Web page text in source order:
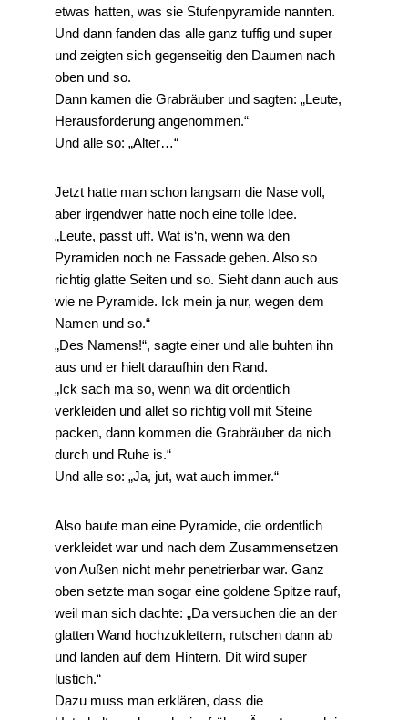
etwas hatten, was sie Stufenpyramide nannten.
Und dann fanden das alle ganz tuffig und super
und zeigten sich gegenseitig den Daumen nach
oben und so.
Dann kamen die Grabräuber und sagten: „Leute,
Herausforderung angenommen.“
Und alle so: „Alter…“
Jetzt hatte man schon langsam die Nase voll,
aber irgendwer hatte noch eine tolle Idee.
„Leute, passt uff. Wat is‘n, wenn wa den
Pyramiden noch ne Fassade geben. Also so
richtig glatte Seiten und so. Sieht dann auch aus
wie ne Pyramide. Ick mein ja nur, wegen dem
Namen und so.“
„Des Namens!“, sagte einer und alle buhten ihn
aus und er hielt daraufhin den Rand.
„Ick sach ma so, wenn wa dit ordentlich
verkleiden und allet so richtig voll mit Steine
packen, dann kommen die Grabräuber da nich
durch und Ruhe is.“
Und alle so: „Ja, jut, wat auch immer.“
Also baute man eine Pyramide, die ordentlich
verkleidet war und nach dem Zusammensetzen
von Außen nicht mehr penetrierbar war. Ganz
oben setzte man sogar eine goldene Spitze rauf,
weil man sich dachte: „Da versuchen die an der
glatten Wand hochzuklettern, rutschen dann ab
und landen auf dem Hintern. Dit wird super
lustich.“
Dazu muss man erklären, dass die